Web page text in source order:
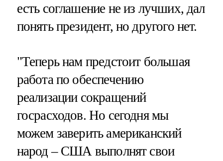
есть соглашение не из лучших, дал
понять президент, но другого нет.
"Теперь нам предстоит большая
работа по обеспечению
реализации сокращений
госрасходов. Но сегодня мы
можем заверить американский
народ – США выполнят свои